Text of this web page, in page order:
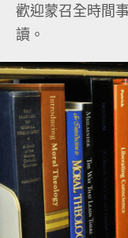
歡迎蒙召全時間
讀。